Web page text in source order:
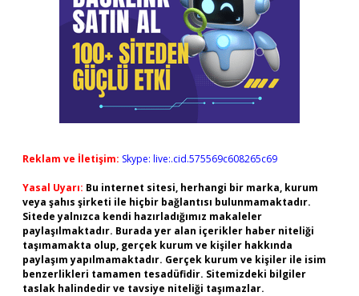
Reklam ve İletişim: Skype: live:.cid.575569c608265c69
Yasal Uyarı: Bu internet sitesi, herhangi bir marka, kurum
veya şahıs şirketi ile hiçbir bağlantısı bulunmamaktadır.
Sitede yalnızca kendi hazırladığımız makaleler
paylaşılmaktadır. Burada yer alan içerikler haber niteliği
taşımamakta olup, gerçek kurum ve kişiler hakkında
paylaşım yapılmamaktadır. Gerçek kurum ve kişiler ile isim
benzerlikleri tamamen tesadüfidir. Sitemizdeki bilgiler
taslak halindedir ve tavsiye niteliği taşımazlar.